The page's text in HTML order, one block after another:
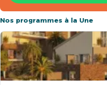
Nos programmes à la Une